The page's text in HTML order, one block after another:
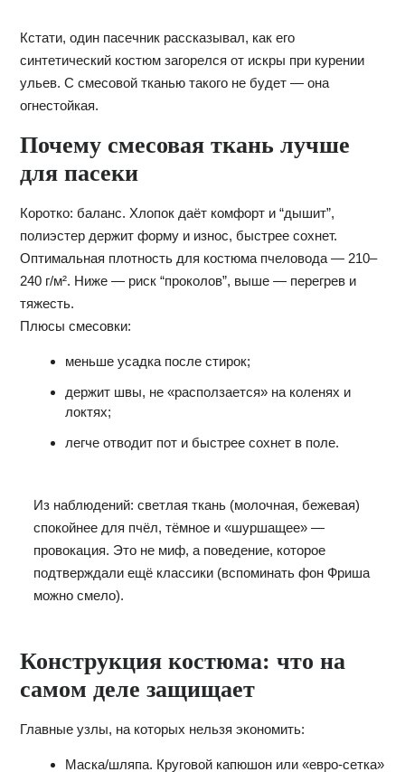
Кстати, один пасечник рассказывал, как его
синтетический костюм загорелся от искры при курении
ульев. С смесовой тканью такого не будет — она
огнестойкая.
Почему смесовая ткань лучше
для пасеки
Коротко: баланс. Хлопок даёт комфорт и “дышит”,
полиэстер держит форму и износ, быстрее сохнет.
Оптимальная плотность для костюма пчеловода — 210–
240 г/м². Ниже — риск “проколов”, выше — перегрев и
тяжесть.
Плюсы смесовки:
меньше усадка после стирок;
держит швы, не «расползается» на коленях и
локтях;
легче отводит пот и быстрее сохнет в поле.
Из наблюдений: светлая ткань (молочная, бежевая)
спокойнее для пчёл, тёмное и «шуршащее» —
провокация. Это не миф, а поведение, которое
подтверждали ещё классики (вспоминать фон Фриша
можно смело).
Конструкция костюма: что на
самом деле защищает
Главные узлы, на которых нельзя экономить:
Маска/шляпа. Круговой капюшон или «евро‑сетка»